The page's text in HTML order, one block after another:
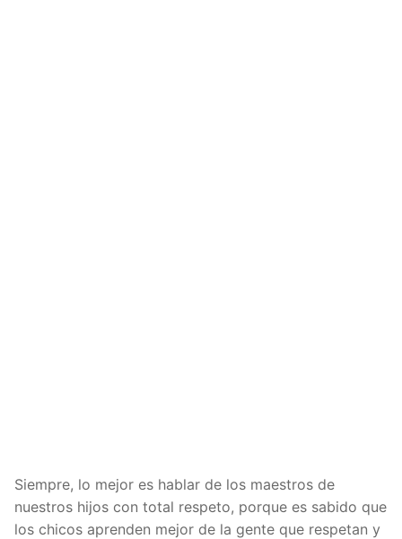
Siempre, lo mejor es hablar de los maestros de
nuestros hijos con total respeto, porque es sabido que
los chicos aprenden mejor de la gente que respetan y